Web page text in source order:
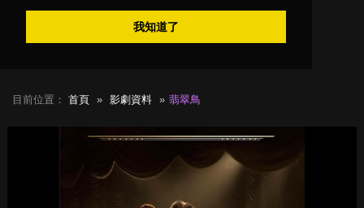
我知道了
目前位置： 首頁 影劇資料 翡翠鳥